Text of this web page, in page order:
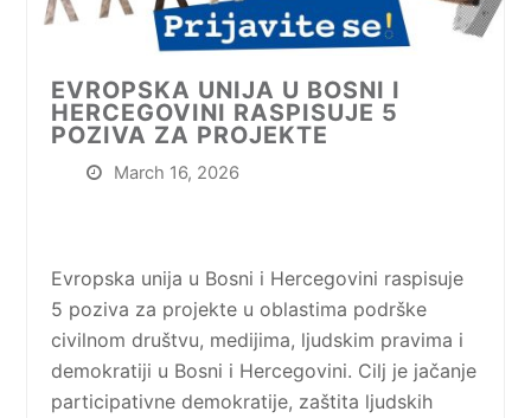
EVROPSKA UNIJA U BOSNI I
HERCEGOVINI RASPISUJE 5
POZIVA ZA PROJEKTE
March 16, 2026
Evropska unija u Bosni i Hercegovini raspisuje
5 poziva za projekte u oblastima podrške
civilnom društvu, medijima, ljudskim pravima i
demokratiji u Bosni i Hercegovini. Cilj je jačanje
participativne demokratije, zaštita ljudskih